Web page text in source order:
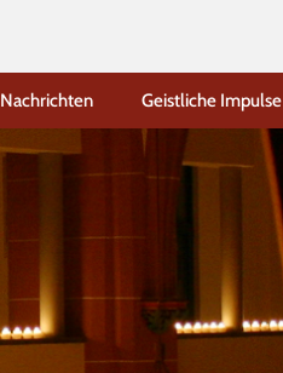
Nachrichten Geistliche Impulse